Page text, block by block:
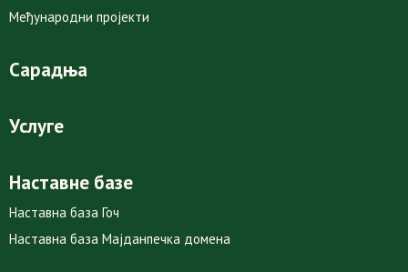
Међународни пројекти
Сарадња
Услуге
Наставне базе
Наставна база Гоч
Наставна база Мајданпечка домена